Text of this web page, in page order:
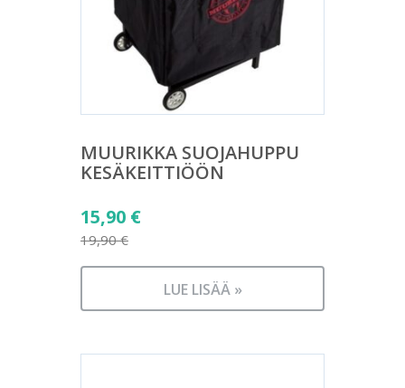
MUURIKKA SUOJAHUPPU
KESÄKEITTIÖÖN
19,90€
Alkuperäinen
hinta
oli:
15,90 €
Nykyinen
on:
LUE LISÄÄ »